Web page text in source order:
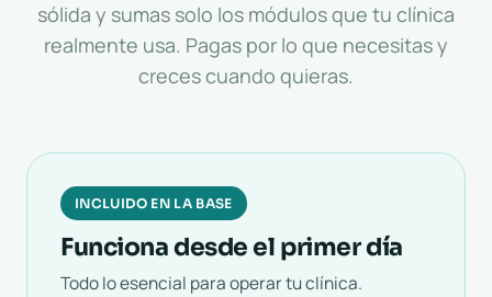
sólida y sumas solo los módulos que tu clínica
realmente usa. Pagas por lo que necesitas y
creces cuando quieras.
INCLUIDO EN LA BASE
Funciona desde el primer día
Todo lo esencial para operar tu clínica.